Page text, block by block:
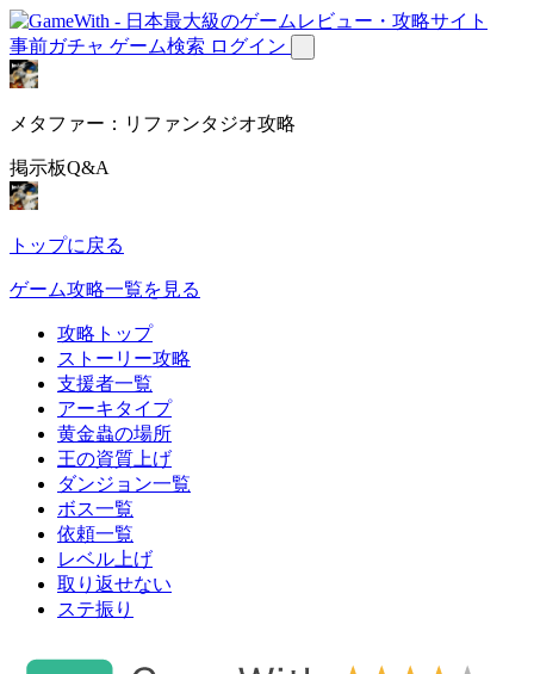
事前ガチャ ゲーム検索 ログイン
メタファー：リファンタジオ攻略
掲示板Q&A
トップに戻る
ゲーム攻略一覧を見る
攻略トップ
ストーリー攻略
支援者一覧
アーキタイプ
黄金蟲の場所
王の資質上げ
ダンジョン一覧
ボス一覧
依頼一覧
レベル上げ
取り返せない
ステ振り